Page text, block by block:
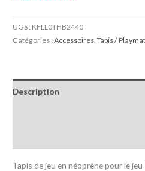
UGS : KFLL0THB2440
Catégories :Accessoires ,Tapis / Playmat
Description
Tapis de jeu en néoprène pour le